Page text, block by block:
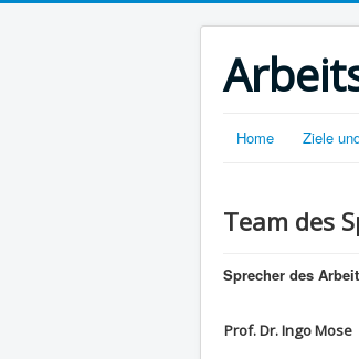
Home Ziele
Team des
Sprecher des
Prof. Dr. Ingo Mose